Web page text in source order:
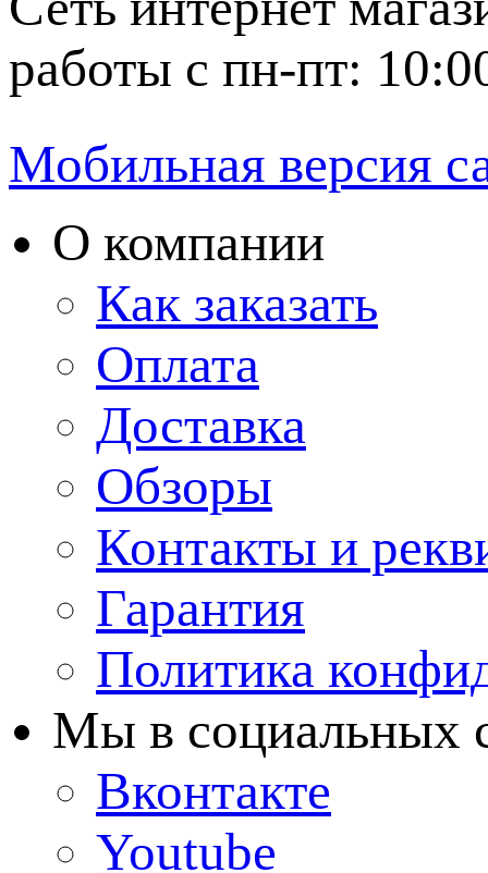
работы с пн-пт:
Мобильная версия
О компании
Как заказать
Оплата
Доставка
Обзоры
Контакты и
Гарантия
Политика
Мы в cоциальных
Вконтакте
Youtube